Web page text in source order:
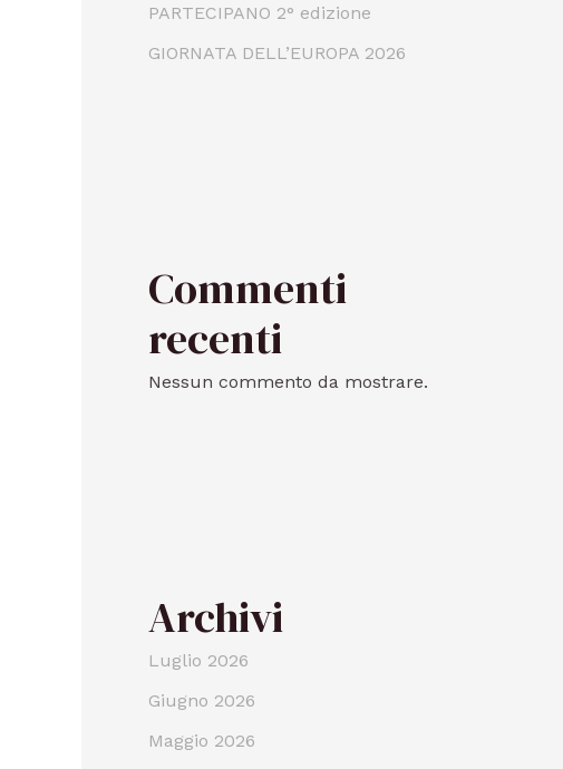
PARTECIPANO 2° edizione
GIORNATA DELL’EUROPA 2026
Commenti
recenti
Nessun commento da mostrare.
Archivi
Luglio 2026
Giugno 2026
Maggio 2026